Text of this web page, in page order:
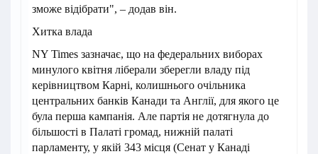
зможе відібрати", – додав він.
Хитка влада
NY Times зазначає, що на федеральних виборах
минулого квітня ліберали зберегли владу під
керівництвом Карні, колишнього очільника
центральних банків Канади та Англії, для якого це
була перша кампанія. Але партія не дотягнула до
більшості в Палаті громад, нижній палаті
парламенту, у якій 343 місця (Сенат у Канаді